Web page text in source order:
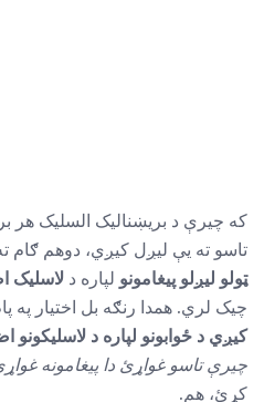
که چیرې د بریښناليک السلیک هر
تاسو ته یې لیږل کیږي، دوهم ګام
ټولو لیږلو پیغامونو لپاره د لاسلیک
چیک لري. همدا رنګه بل اختیار
کیږي د ځوابونو لپاره د لاسلیکونو
چیرې تاسو غواړئ دا پیغامونه
کړئ، هم.